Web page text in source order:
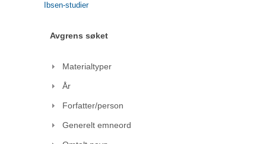
Ibsen-studier
Avgrens søket
Materialtyper
År
Forfatter/person
Generelt emneord